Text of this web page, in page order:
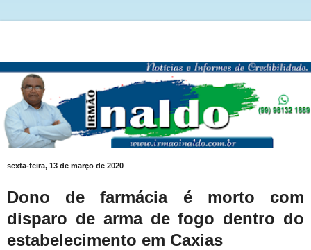
sexta-feira, 13 de março de 2020
Dono de farmácia é morto com
disparo de arma de fogo dentro do
estabelecimento em Caxias